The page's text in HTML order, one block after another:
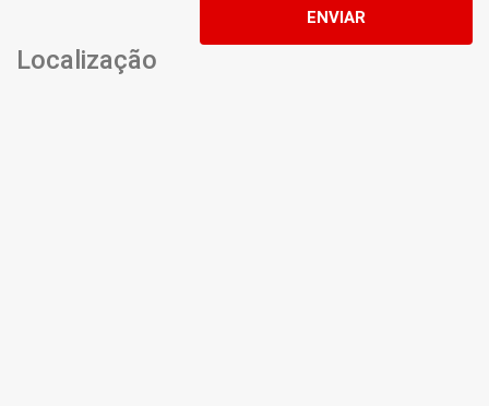
ENVIAR
Localização